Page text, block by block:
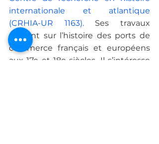
internationale et atlantique
(CRHIA-UR 1163). Ses travaux
portent sur l’histoire des ports de
commerce français et européens
aux 17e et 18e siècles. Il s’intéresse